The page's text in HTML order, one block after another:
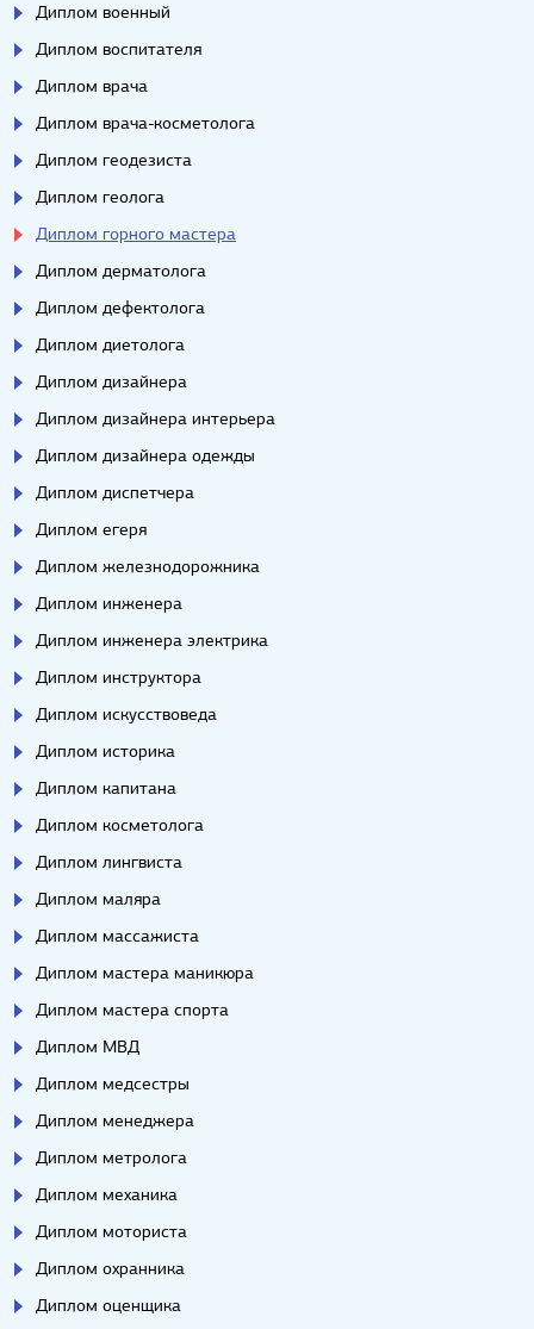
Диплом военный
Диплом воспитателя
Диплом врача
Диплом врача-косметолога
Диплом геодезиста
Диплом геолога
Диплом горного мастера
Диплом дерматолога
Диплом дефектолога
Диплом диетолога
Диплом дизайнера
Диплом дизайнера интерьера
Диплом дизайнера одежды
Диплом диспетчера
Диплом егеря
Диплом железнодорожника
Диплом инженера
Диплом инженера электрика
Диплом инструктора
Диплом искусствоведа
Диплом историка
Диплом капитана
Диплом косметолога
Диплом лингвиста
Диплом маляра
Диплом массажиста
Диплом мастера маникюра
Диплом мастера спорта
Диплом МВД
Диплом медсестры
Диплом менеджера
Диплом метролога
Диплом механика
Диплом моториста
Диплом охранника
Диплом оценщика